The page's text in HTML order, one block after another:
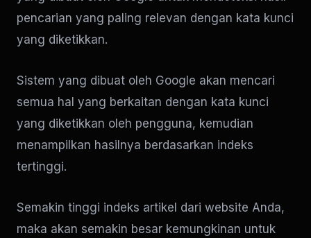
pencarian yang paling relevan dengan kata kunci
yang diketikkan.
Sistem yang dibuat oleh Google akan mencari
semua hal yang berkaitan dengan kata kunci
yang diketikkan oleh pengguna, kemudian
menampilkan hasilnya berdasarkan indeks
tertinggi.
Semakin tinggi indeks artikel dari website Anda,
maka akan semakin besar kemungkinan untuk